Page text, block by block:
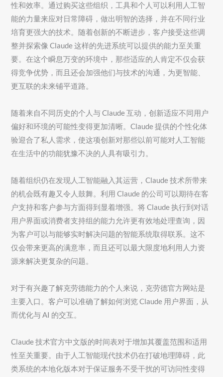
性和效率。通过购买这些组织，工具和个人可以利用人工智
能的力量来应对日常障碍，做出明智的选择，并在不同行业
培育更强大的技术。随着创新的不断进步，客户接受这些调
整并探索像 Claude 这样的先进系统可以提供的能力至关重
要。在这个瞬息万变的环境中，那些适应的人肯定不仅会获
得竞争优势，而且还会加强他们与技术的沟通，为更智能、
更互联的未来铺平道路。
随着来自不同历史的个人与 Claude 互动，创新适应不同用户
偏好和环境的可能性变得更加清晰。Claude 提供的个性化体
验迎合了私人需求，使这项创新对那些以前可能对人工智能
在生活中的功能犹豫不决的人具有吸引力。
随着组织仍在发现人工智能融入其运营，Claude 技术所带来
的机会既有趣又令人鼓舞。利用 Claude 的公司可以期待在客
户支持和客户参与方面得到显着增强。将 Claude 执行到对话
用户界面或消费者支持组的能力允许更有效地处理查询，因
为客户可以与能够实时解决问题的智能系统取得联系。这不
仅会带来更高的满意率，而且还可以最大限度地利用人力资
源来解决更复杂的问题。
对于有兴趣了解克劳德能力的个人来说，克劳德官方网站是
主要入口。客户可以准确了解如何浏览 Claude 用户界面，从
而优化与 AI 的交互。
Claude 技术官方中文版的时间表对于增加其覆盖范围和适用
性至关重要。由于人工智能现代技术仍在打破地理障碍，此
类系统的本地化版本对于保证服务不受干扰的可访问性变得